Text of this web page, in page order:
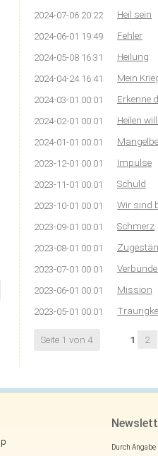
2024-07-06 20:22 Heil sein
2024-06-01 19:49 Fehler
2024-05-08 16:31 Heilung
2024-04-24 16:41 Mein
2024-03-01 00:01 Erkenne
2024-02-01 00:01 Heilen
2024-01-01 00:01
2023-12-01 00:01 Impulse
2023-11-01 00:01 Schuld
2023-10-01 00:01 Wir sind
2023-09-01 00:01 Schmerz
2023-08-01 00:01
2023-07-01 00:01
2023-06-01 00:01 Mission
2023-05-01 00:01
Seite 1 von 4 1 2
Durch